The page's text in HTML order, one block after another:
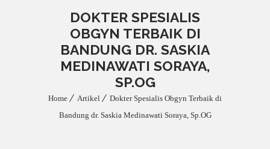
DOKTER SPESIALIS
OBGYN TERBAIK DI
BANDUNG DR. SASKIA
MEDINAWATI SORAYA,
SP.OG
Home Artikel
Dokter Spesialis Obgyn Terbaik di
Bandung dr. Saskia Medinawati Soraya, Sp.OG